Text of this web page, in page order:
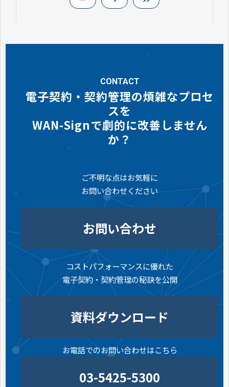
CONTACT
電子契約・契約管理の煩雑なプロセ
スを
WAN-Signで劇的に改善しません
か？
ご不明な点はお気軽に
お問い合わせください
お問い合わせ
コストパフォーマンスに優れた
電子契約・契約管理の秘訣を公開
資料ダウンロード
お電話でのお問い合わせはこちら
03-5425-5300